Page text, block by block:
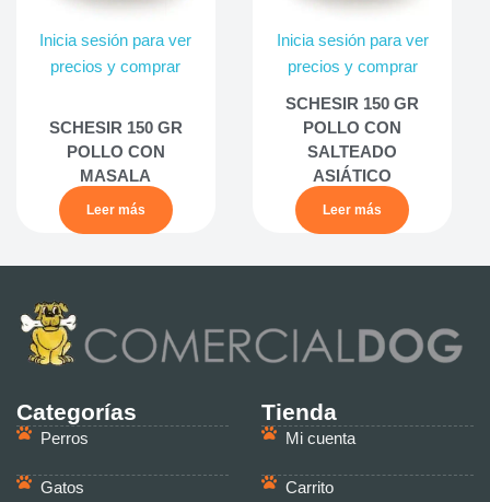
Inicia sesión para ver
precios y comprar
SCHESIR 150 GR
POLLO CON
MASALA
Leer más
Inicia sesión para ver
precios y comprar
SCHESIR 150 GR
POLLO CON
SALTEADO
ASIÁTICO
Leer más
Categorías
Perros
Gatos
Tienda
Mi cuenta
Carrito